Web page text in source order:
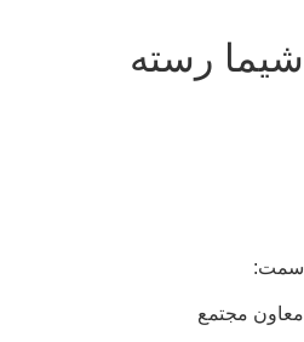
رسته
مجتمع